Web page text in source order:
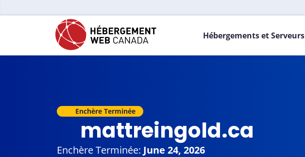
Hébergements et Serveurs
Enchère Terminée
mattreingold.ca
Enchère Terminée: June 24, 2026